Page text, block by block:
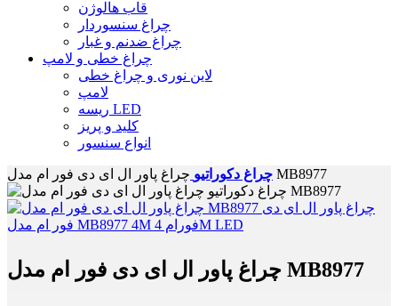
قاب هالوژن
چراغ سنسوردار
چراغ ضدنم و غبار
چراغ خطی و لامپ
لاین نوری و چراغ خطی
لامپ
ریسه LED
کلید و پریز
انواع سنسور
چراغ دکوراتیو چراغ پاور ال ای دی فور ام مدل MB8977
چراغ پاور ال ای دی فور ام مدل MB8977